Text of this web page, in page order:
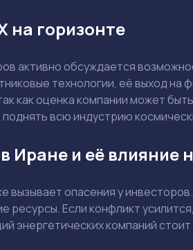
на горизонте
активно обсуждается
технологии, её выход
как оценка компании может
поднять всю индустрию
Иране и её влияние
вызывает опасения у
ресурсы. Если конфликт
энергетических компаний
Задать вопрос эксперту
Выбрать эксперта